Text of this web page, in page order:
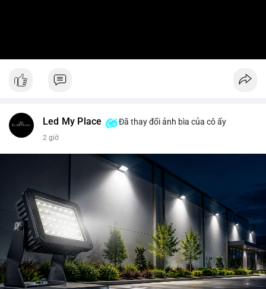
Led My Place Đã thay đổi ảnh bìa của cô ấy
2 giờ